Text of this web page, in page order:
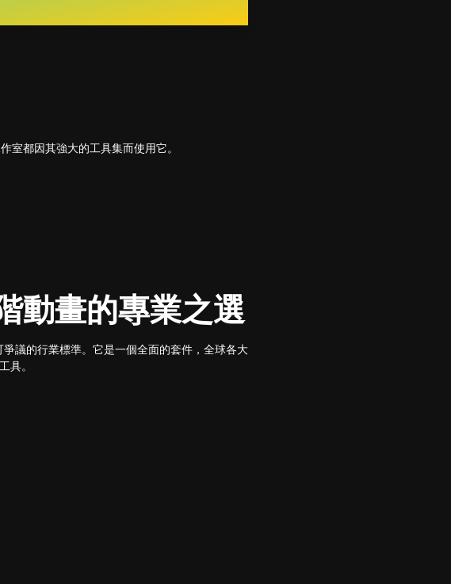
室都因其強大的工具集而使用它。
動畫的專業之選
議的行業標準。它是一個全面的套件，全球各大
具。